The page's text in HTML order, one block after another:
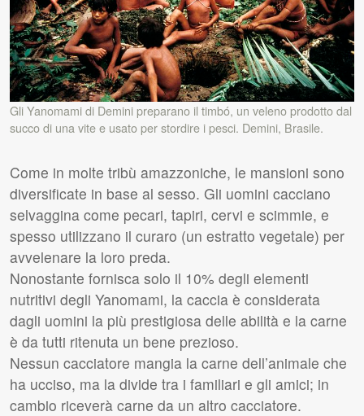
Gli Yanomami di Demini preparano il timbó, un veleno prodotto dal
succo di una vite e usato per stordire i pesci. Demini, Brasile.
Come in molte tribù amazzoniche, le mansioni sono
diversificate in base al sesso. Gli uomini cacciano
selvaggina come pecari, tapiri, cervi e scimmie, e
spesso utilizzano il curaro (un estratto vegetale) per
avvelenare la loro preda.
Nonostante fornisca solo il 10% degli elementi
nutritivi degli Yanomami, la caccia è considerata
dagli uomini la più prestigiosa delle abilità e la carne
è da tutti ritenuta un bene prezioso.
Nessun cacciatore mangia la carne dell’animale che
ha ucciso, ma la divide tra i familiari e gli amici; in
cambio riceverà carne da un altro cacciatore.